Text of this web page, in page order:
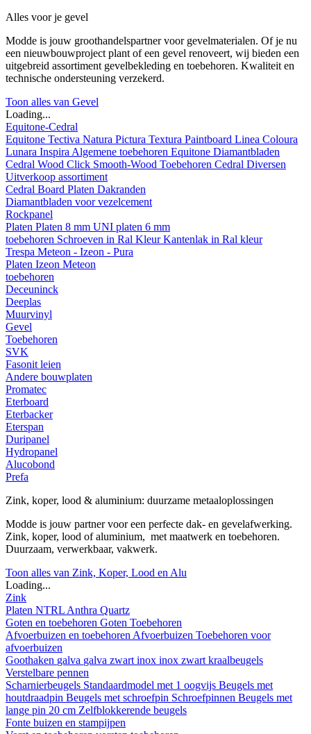
Alles voor je gevel
Modde is jouw groothandelspartner voor gevelmaterialen. Of je nu
een nieuwbouwproject plant of een gevel renoveert, wij bieden een
uitgebreid assortiment gevelbekleding en toebehoren. Kwaliteit en
technische ondersteuning verzekerd.
Toon alles van Gevel
Loading...
Equitone-Cedral
Equitone Tectiva Natura Pictura Textura Paintboard Linea Coloura
Lunara Inspira Algemene toebehoren Equitone Diamantbladen
Cedral Wood Click Smooth-Wood Toebehoren Cedral Diversen
Uitverkoop assortiment
Cedral Board Platen Dakranden
Diamantbladen voor vezelcement
Rockpanel
Platen Platen 8 mm UNI platen 6 mm
toebehoren Schroeven in Ral KleurKantenlak in Ral kleur
Trespa Meteon - Izeon - Pura
Platen Izeon Meteon
toebehoren
Deceuninck
Deeplas
Muurvinyl
Gevel
Toebehoren
SVK
Fasonit leien
Andere bouwplaten
Promatec
Eterboard
Eterbacker
Eterspan
Duripanel
Hydropanel
Alucobond
Prefa
Zink, koper, lood & aluminium: duurzame metaaloplossingen
Modde is jouw partner voor een perfecte dak- en gevelafwerking.
Zink, koper, lood of aluminium, met maatwerk en toebehoren.
Duurzaam, verwerkbaar, vakwerk.
Toon alles van Zink, Koper, Lood en Alu
Loading...
Zink
Platen NTRL Anthra Quartz
Goten en toebehoren Goten Toebehoren
Afvoerbuizen en toebehoren Afvoerbuizen Toebehoren voor
afvoerbuizen
Goothaken galva galva zwart inox inox zwart kraalbeugels
Verstelbare pennen
Scharnierbeugels Standaardmodel met 1 oogvijs Beugels met
houtdraadpin Beugels met schroefpin Schroefpinnen Beugels met
lange pin 20 cm Zelfblokkerende beugels
Fonte buizen en stampijpen